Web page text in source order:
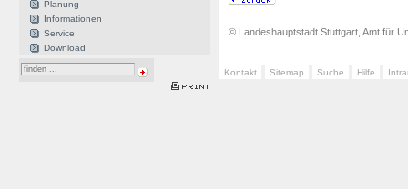
Planung
Informationen
Service
Download
© Landeshauptstadt Stuttgart, Amt für
Kontakt Sitemap Suche Hilfe